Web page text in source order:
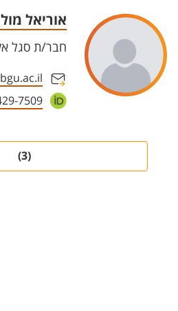
אוריאל
חבר/ת סגל
7509
(3)